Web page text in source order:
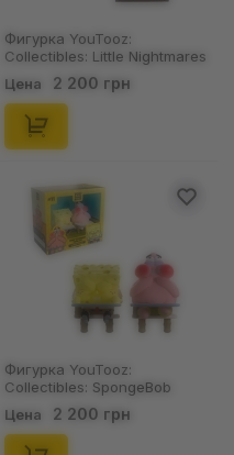
Фигурка YouTooz:
Collectibles: Little Nightmares
2: Six, (65463)
Цена 2 200 грн
Фигурка YouTooz:
Collectibles: SpongeBob
SquarePants: What's Funnier
Than 24?, (78791)
Цена 2 200 грн